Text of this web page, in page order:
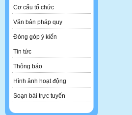
Cơ cấu tổ chức
Văn bản pháp quy
Đóng góp ý kiến
Tin tức
Thông báo
Hình ảnh hoạt động
Soạn bài trực tuyến